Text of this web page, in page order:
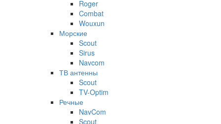
Roger
Combat
Wouxun
Морские
Scout
Sirus
Navcom
ТВ антенны
Scout
TV-Optim
Речные
NavCom
Scout